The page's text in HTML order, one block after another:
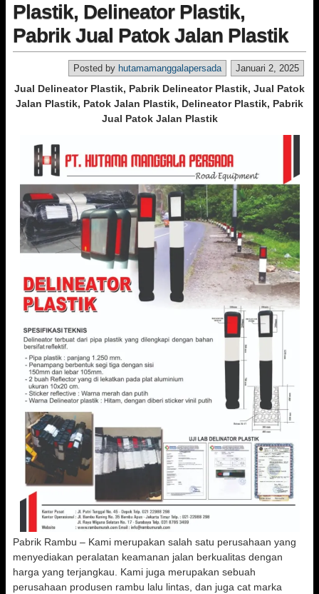
Plastik, Delineator Plastik,
Pabrik Jual Patok Jalan Plastik
Januari 2, 2025
Posted by hutamamanggalapersada
Jual Delineator Plastik, Pabrik Delineator Plastik, Jual Patok
Jalan Plastik, Patok Jalan Plastik, Delineator Plastik, Pabrik
Jual Patok Jalan Plastik
Pabrik Rambu – Kami merupakan salah satu perusahaan yang
menyediakan peralatan keamanan jalan berkualitas dengan
harga yang terjangkau. Kami juga merupakan sebuah
perusahaan produsen rambu lalu lintas, dan juga cat marka